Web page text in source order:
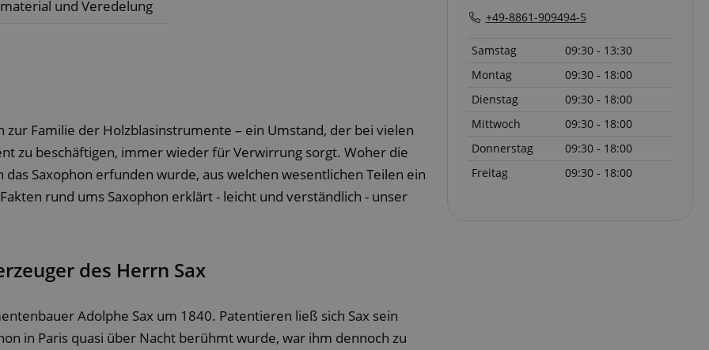
und Veredelung
Familie der Holzblasinstrumente – ein Umstand, der bei vielen
zu beschäftigen, immer wieder für Verwirrung sorgt. Woher die
Saxophon erfunden wurde, aus welchen wesentlichen Teilen ein
rund ums Saxophon erklärt - leicht und verständlich - unser
des Herrn Sax
Adolphe Sax um 1840. Patentieren ließ sich Sax sein
in Paris quasi über Nacht berühmt wurde, war ihm dennoch zu
+49-8861-909494-5
Samstag
09:30 - 13:30
Montag
09:30 - 18:00
Dienstag
09:30 - 18:00
Mittwoch
09:30 - 18:00
Donnerstag
09:30 - 18:00
Freitag
09:30 - 18:00